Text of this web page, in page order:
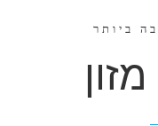
ביותר